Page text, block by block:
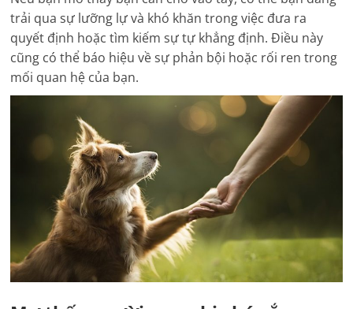
trải qua sự lưỡng lự và khó khăn trong việc đưa ra
quyết định hoặc tìm kiếm sự tự khẳng định. Điều này
cũng có thể báo hiệu về sự phản bội hoặc rối ren trong
mối quan hệ của bạn.